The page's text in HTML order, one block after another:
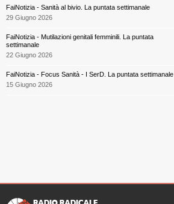
FaiNotizia - Sanità al bivio. La puntata settimanale
29 Giugno 2026
FaiNotizia - Mutilazioni genitali femminili. La puntata
settimanale
22 Giugno 2026
FaiNotizia - Focus Sanità - I SerD. La puntata settimanale
15 Giugno 2026